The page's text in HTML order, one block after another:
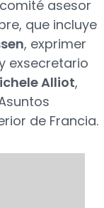
asesor
que incluye
, exprimer
exsecretario
Alliot,
de Francia.